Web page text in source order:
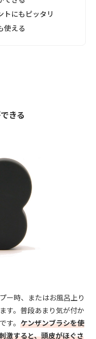
にもピッタリ
使える
きる
ー時、またはお風呂上り
す。普段あまり気が付か
す。 ケンザンブラシを使
激すると、頭皮がほぐさ